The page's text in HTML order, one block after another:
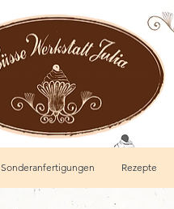
Sonderanfertigungen Rezepte